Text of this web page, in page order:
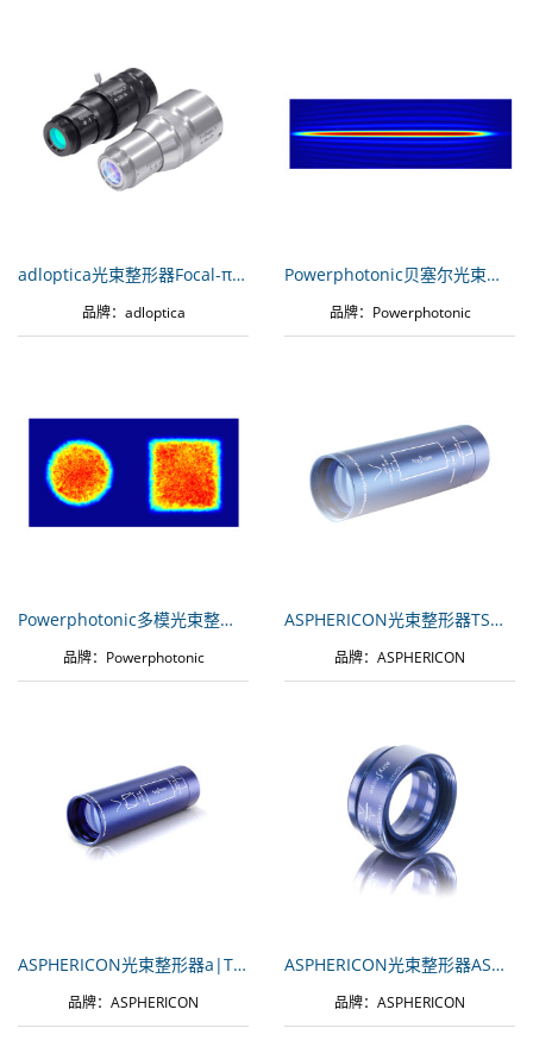
adloptica光束整形器Focal-πShaper 9_HP
品牌：adloptica
Powerphotonic贝塞尔光束发生器PP-SM-BSL-1030-V1-AR
品牌：Powerphotonic
Powerphotonic多模光束整形器PP-MM-SQFT-D6-755-AR
品牌：Powerphotonic
ASPHERICON光束整形器TSM25-10-LDX-B-780
品牌：ASPHERICON
ASPHERICON光束整形器a|TopHat Tune
品牌：ASPHERICON
ASPHERICON光束整形器ASM25-10-Y-355
品牌：ASPHERICON